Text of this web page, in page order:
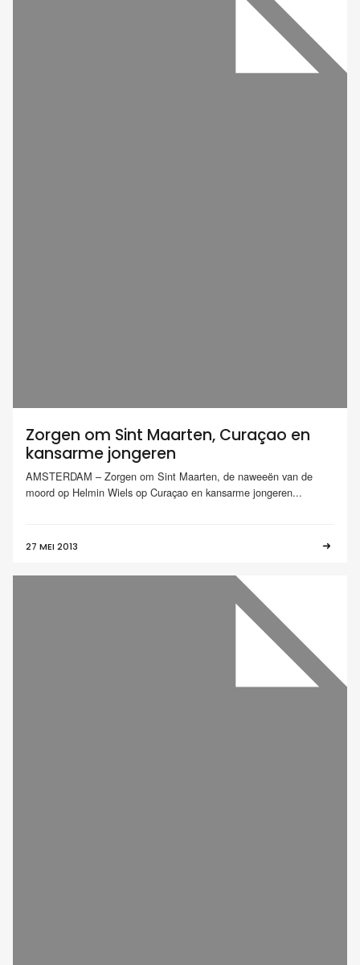
Zorgen om Sint Maarten, Curaçao en
kansarme jongeren
AMSTERDAM – Zorgen om Sint Maarten, de naweeën van de
moord op Helmin Wiels op Curaçao en kansarme jongeren...
27 MEI 2013